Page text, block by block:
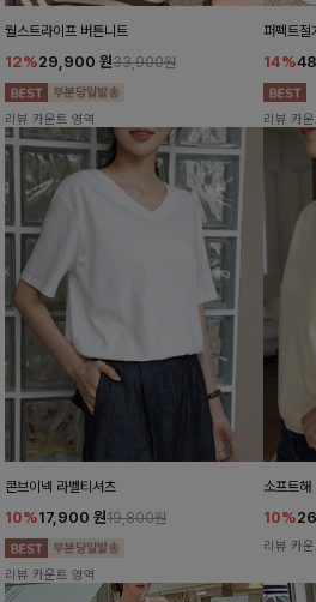
월스트라이프 버튼니트
12%29,900 원33,900원
리뷰 카운트 영역
퍼펙트
14%
리뷰 카
콘브이넥 라벨티셔츠
10%17,900 원19,800원
리뷰 카운트 영역
소프트해
10%
리뷰 카